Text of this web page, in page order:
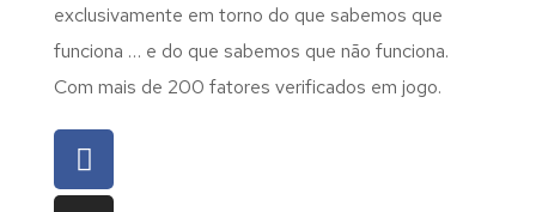
exclusivamente em torno do que sabemos que
funciona … e do que sabemos que não funciona.
Com mais de 200 fatores verificados em jogo.